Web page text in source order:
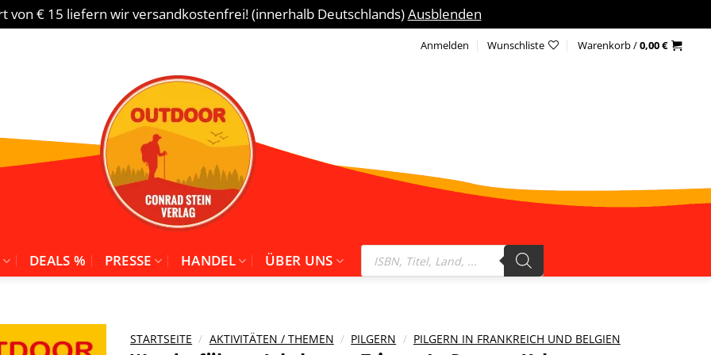
von € 15 liefern wir versandkostenfrei! (innerhalb Deutschlands)Ausblenden
Anmelden Wunschliste Warenkorb /0,00€
DEALS % PRESSE HANDEL ÜBER UNS
Products
search
STARTSEITE / AKTIVITÄTEN / THEMEN / PILGERN / PILGERN IN FRANKREICH UND BELGIEN